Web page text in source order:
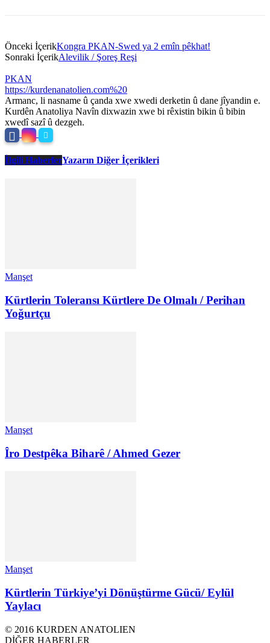
Önceki İçerikKongra PKAN-Swed ya 2 emîn pêkhat!
Sonraki İçerikAlevilik / Şoreş Reşi
PKAN
https://kurdenanatolien.com%20
Armanc, li nasname û çanda xwe xwedi derketin û dane jîyandin e.
Kurdên Anatoliya Navîn dixwazin xwe bi rêxistin bikin û bibin
xwedî sazî û dezgeh.
İlgili HaberlerYazarın Diğer İçerikleri
Manşet
Kürtlerin Toleransı Kürtlere De Olmalı / Perihan
Yoğurtçu
Manşet
Îro Destpêka Biharê / Ahmed Gezer
Manşet
Kürtlerin Türkiye’yi Dönüştürme Gücü/ Eylül
Yaylacı
© 2016 KURDEN ANATOLIEN
DİĞER HABERLER